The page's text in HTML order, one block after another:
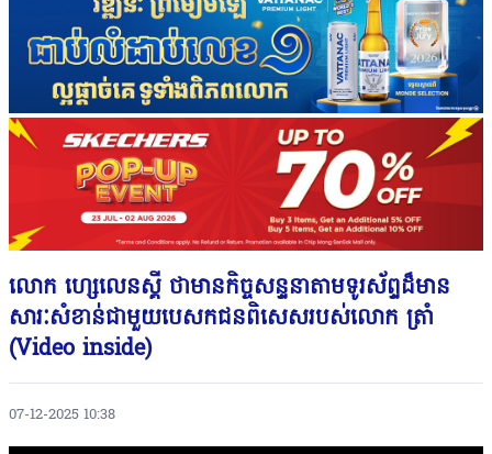
លោក ហ្សេលេនស្គី ថាមានកិច្ចសន្ទនាតាមទូរស័ព្ទដ៏មាន
សារៈសំខាន់ជាមួយបេសកជនពិសេសរបស់លោក ត្រាំ
(Video inside)
07-12-2025 10:38